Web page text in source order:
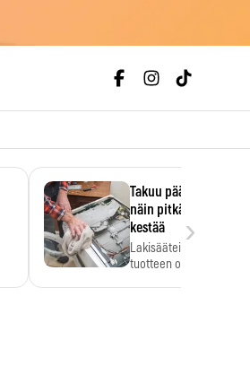
Takuu päättyi,
näin pitkään
kestää
Lakisääteinen
tuotteen oletetun
›